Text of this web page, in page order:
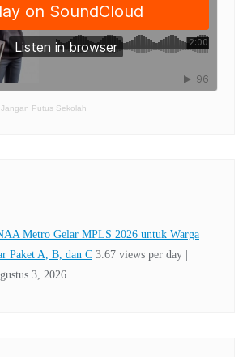
Jangan Putus Sekolah